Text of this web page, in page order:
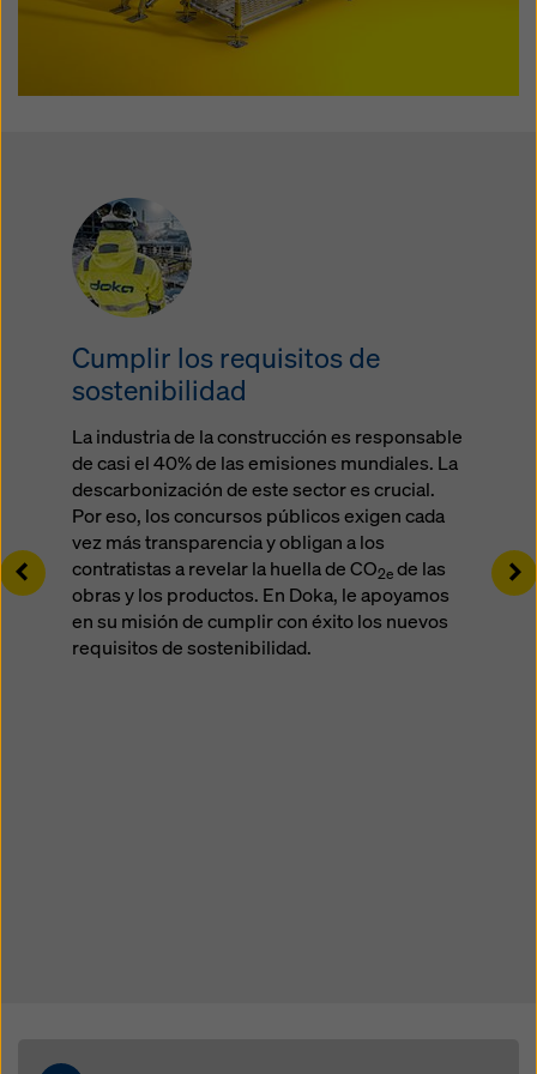
Cumplir los requisitos de
sostenibilidad
La industria de la construcción es responsable
de casi el 40% de las emisiones mundiales. La
descarbonización de este sector es crucial.
Por eso, los concursos públicos exigen cada
vez más transparencia y obligan a los
contratistas a revelar la huella de CO2e de las
obras y los productos. En Doka, le apoyamos
en su misión de cumplir con éxito los nuevos
requisitos de sostenibilidad.
Left